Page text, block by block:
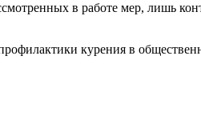
в работе мер, лишь
курения в